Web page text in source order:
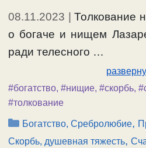
08.11.2023 |Толкование
о богаче и нищем
ради телесного …
#богатство, #нищие, #скорбь,
#толкование
Рубрики
Богатство, Сребролюбие,
Скорбь, душевная тяжесть,